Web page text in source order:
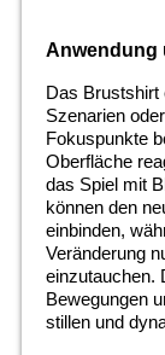
Anwendung
Das Brustshirt
Szenarien
Fokuspunkte
Oberfläche
das Spiel mit
können den
einbinden,
Veränderung
einzutauchen.
Bewegungen
stillen und